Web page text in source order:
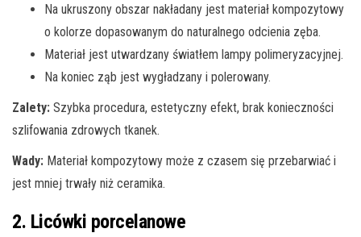
Na ukruszony obszar nakładany jest materiał kompozytowy
o kolorze dopasowanym do naturalnego odcienia zęba.
Materiał jest utwardzany światłem lampy polimeryzacyjnej.
Na koniec ząb jest wygładzany i polerowany.
Zalety: Szybka procedura, estetyczny efekt, brak konieczności
szlifowania zdrowych tkanek.
Wady: Materiał kompozytowy może z czasem się przebarwiać i
jest mniej trwały niż ceramika.
2. Licówki porcelanowe